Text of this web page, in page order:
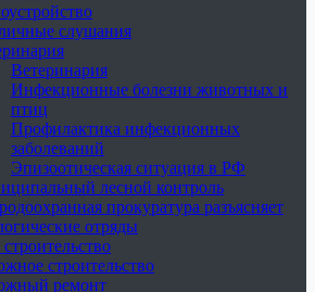
слушания
Ветеринария
Инфекционные болезни животных и
птиц
Профилактика инфекционных
заболеваний
Эпизоотическая ситуация в РФ
лесной контроль
прокуратура разъясняет
отряды
строительство
ремонт